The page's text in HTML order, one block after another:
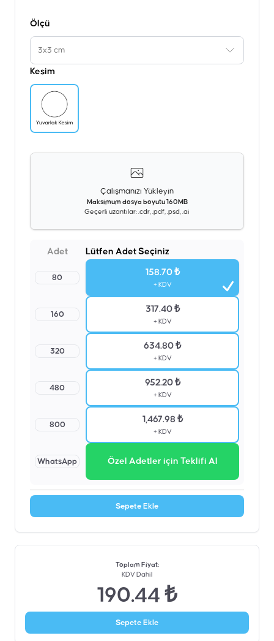
Çalışmanızı Yükleyin
Maksimum dosya boyutu 160MB
Geçerli uzantılar: .cdr, .pdf, .psd, .ai
Ölçü
3x3 cm
Kesim
Adet Lütfen Adet Seçiniz
80
158.70 ₺
+ KDV
160
317.40 ₺
+ KDV
320
634.80 ₺
+ KDV
480
952.20 ₺
+ KDV
800
1,467.98 ₺
+ KDV
WhatsApp Özel Adetler için Teklifi Al
Sepete Ekle
Toplam Fiyat:
KDV Dahil
190.44 ₺
Sepete Ekle